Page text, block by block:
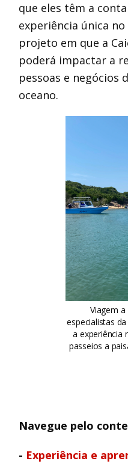
que eles têm a
experiência única
projeto em que a
poderá impactar a
pessoas e negócios
oceano.
Viagem
especialistas
a experiência
passeios a
Navegue pelo
- Experiência e